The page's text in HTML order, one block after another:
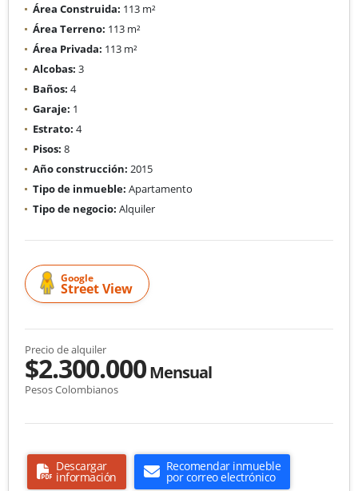
Área Construida: 113 m²
Área Terreno: 113 m²
Área Privada: 113 m²
Alcobas: 3
Baños: 4
Garaje: 1
Estrato: 4
Pisos: 8
Año construcción: 2015
Tipo de inmueble: Apartamento
Tipo de negocio: Alquiler
Google
Street View
Precio de alquiler
$2.300.000Mensual
Pesos Colombianos
Descargar
información
Recomendar inmueble
por correo electrónico